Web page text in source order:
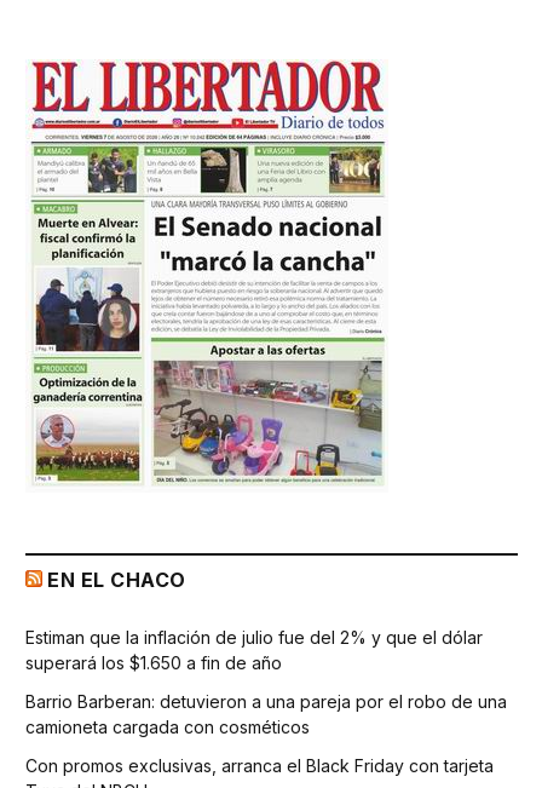
EN EL CHACO
Estiman que la inflación de julio fue del 2% y que el dólar
superará los $1.650 a fin de año
Barrio Barberan: detuvieron a una pareja por el robo de una
camioneta cargada con cosméticos
Con promos exclusivas, arranca el Black Friday con tarjeta